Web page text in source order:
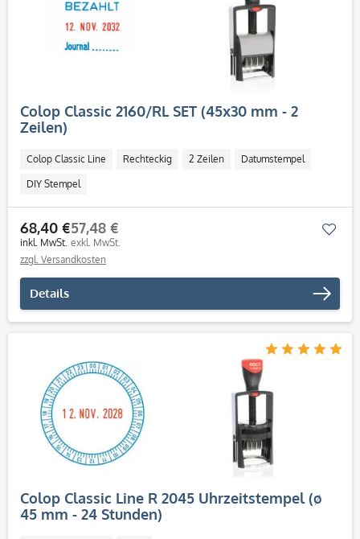
Colop Classic 2160/RL SET (45x30 mm - 2
Zeilen)
Colop Classic Line Rechteckig 2 Zeilen Datumstempel
DIY Stempel
68,40 €
inkl. MwSt.
57,48 €
exkl. MwSt.
zzgl. Versandkosten
Details
Colop Classic Line R 2045 Uhrzeitstempel (ø
45 mm - 24 Stunden)